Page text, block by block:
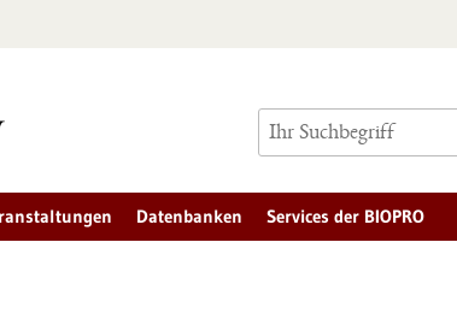
Datenbanken Services der BIOPRO